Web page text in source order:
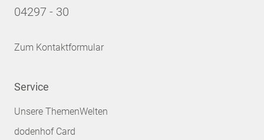
04297 - 30
Zum Kontaktformular
Service
Unsere ThemenWelten
dodenhof Card